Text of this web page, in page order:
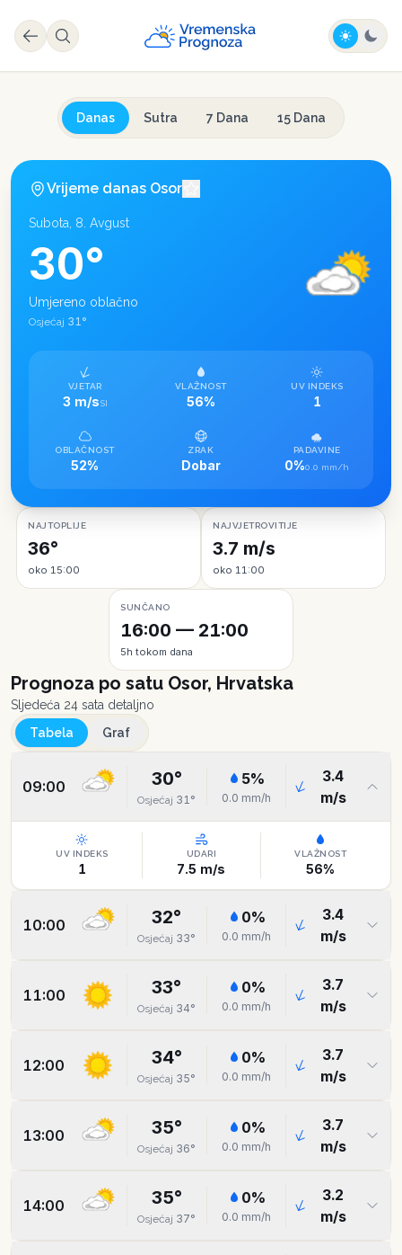
Danas Sutra 7 Dana 15 Dana
Vrijeme danas Osor
Subota, 8. Avgust
30°
Umjereno oblačno
Osjećaj 31°
VJETAR
3 m/sSI
VLAŽNOST
56%
UV INDEKS
1
OBLAČNOST
52%
ZRAK
Dobar
PADAVINE
0%0.0 mm/h
NAJTOPLIJE
36°
oko 15:00
NAJVJETROVITIJE
3.7 m/s
oko 11:00
SUNČANO
16:00 — 21:00
5h tokom dana
Prognoza po satu Osor, Hrvatska
Sljedeća 24 sata detaljno
Tabela
Graf
09:00 30°
Osjećaj 31°
5%
0.0 mm/h
3.4
m/s
UV INDEKS
1
UDARI
7.5 m/s
VLAŽNOST
56%
10:00 32°
Osjećaj 33°
0%
0.0 mm/h
3.4
m/s
11:00 33°
Osjećaj 34°
0%
0.0 mm/h
3.7
m/s
12:00 34°
Osjećaj 35°
0%
0.0 mm/h
3.7
m/s
13:00 35°
Osjećaj 36°
0%
0.0 mm/h
3.7
m/s
14:00 35°
Osjećaj 37°
0%
0.0 mm/h
3.2
m/s